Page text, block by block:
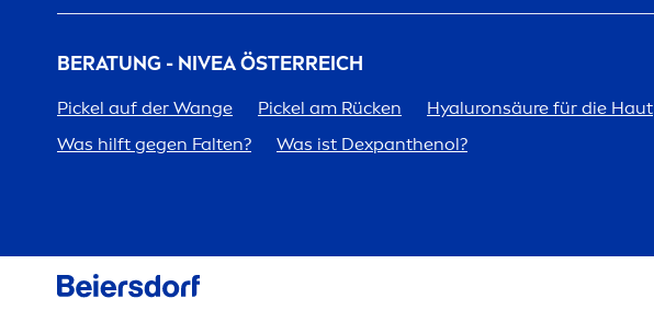
BERATUNG - NIVEAÖSTERREICH
Pickel auf der Wange Pickel am Rücken Hyaluronsäure für die Haut
Was hilft gegen Falten?
Was ist Dexpanthenol?